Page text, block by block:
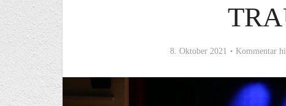
8. Oktober 2021 Kommentar